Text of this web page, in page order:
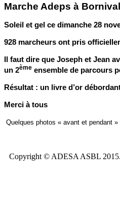
Marche Adeps à Bornival
Soleil et gel ce dimanche 28
928 marcheurs ont pris
Il faut dire que Joseph et Jean
un 2ème ensemble de parcours
Résultat : un livre d’or
Merci à tous
Quelques photos « avant et pendant
Copyright © ADESA ASBL 2015.